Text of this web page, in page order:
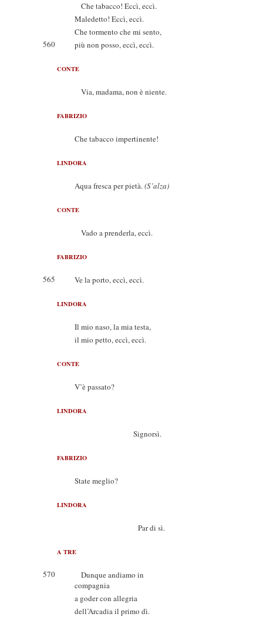
Che tabacco! Eccì, eccì.
Maledetto! Eccì, eccì.
Che tormento che mi sento,
560
più non posso, eccì, eccì.
CONTE
Via, madama, non è niente.
FABRIZIO
Che tabacco impertinente!
LINDORA
Aqua fresca per pietà.(S’alza)
CONTE
Vado a prenderla, eccì.
FABRIZIO
565 Ve la porto, eccì, eccì.
LINDORA
Il mio naso, la mia testa,
il mio petto, eccì, eccì.
CONTE
V’è passato?
LINDORA
Signorsì.
FABRIZIO
State meglio?
LINDORA
Par di sì.
A TRE
570
Dunque andiamo in
compagnia
a goder con allegria
dell’Arcadia il primo dì.